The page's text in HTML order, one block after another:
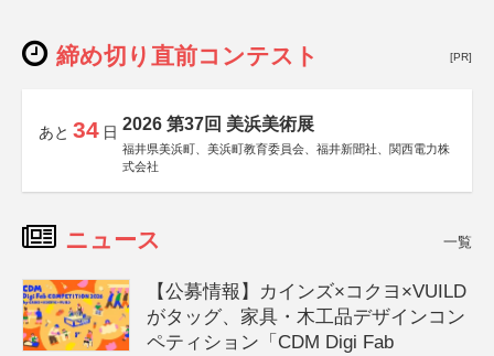
締め切り直前コンテスト [PR]
あと 34 日 2026 第37回 美浜美術展
福井県美浜町、美浜町教育委員会、福井新聞社、関西電力株
式会社
ニュース 一覧
【公募情報】カインズ×コクヨ×VUILD
がタッグ、家具・木工品デザインコン
ペティション「CDM Digi Fab